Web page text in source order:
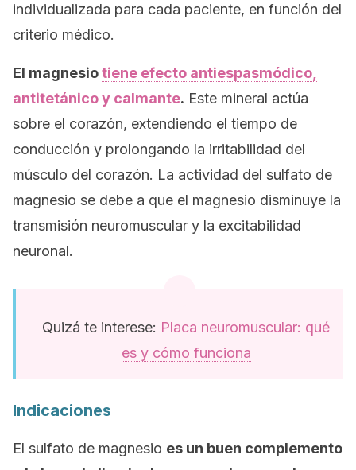
individualizada para cada paciente, en función del
criterio médico.
El magnesiotiene efecto antiespasmódico,
antitetánico y calmante. Este mineral actúa
sobre el corazón, extendiendo el tiempo de
conducción y prolongando la irritabilidad del
músculo del corazón. La actividad del sulfato de
magnesio se debe a que el magnesio disminuye la
transmisión neuromuscular y la excitabilidad
neuronal.
Quizá te interese: Placa neuromuscular: qué
es y cómo funciona
Indicaciones
El sulfato de magnesio es un buen complemento